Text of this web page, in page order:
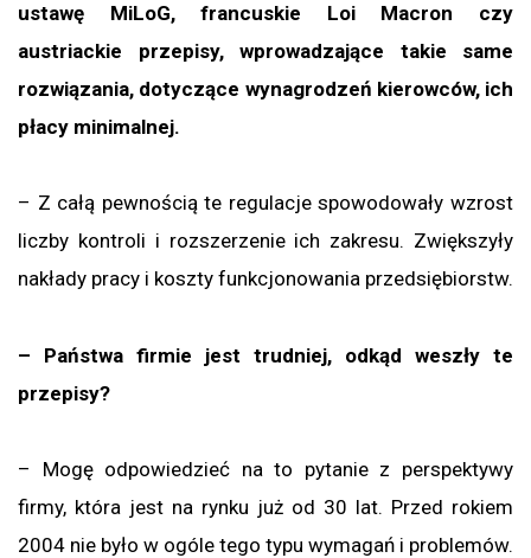
ustawę MiLoG, francuskie Loi Macron czy
austriackie przepisy, wprowadzające takie same
rozwiązania, dotyczące wynagrodzeń kierowców, ich
płacy minimalnej.
– Z całą pewnością te regulacje spowodowały wzrost
liczby kontroli i rozszerzenie ich zakresu. Zwiększyły
nakłady pracy i koszty funkcjonowania przedsiębiorstw.
– Państwa firmie jest trudniej, odkąd weszły te
przepisy?
– Mogę odpowiedzieć na to pytanie z perspektywy
firmy, która jest na rynku już od 30 lat. Przed rokiem
2004 nie było w ogóle tego typu wymagań i problemów.